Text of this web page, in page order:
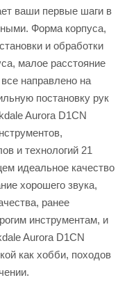
ваши первые шаги в
Форма корпуса,
и обработки
малое расстояние
направлено на
постановку рук
Aurora D1CN
и технологий 21
идеальное качество
хорошего звука,
ранее
инструментам, и
Aurora D1CN
как хобби, походов